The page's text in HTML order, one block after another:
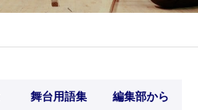
舞台用語集 編集部から